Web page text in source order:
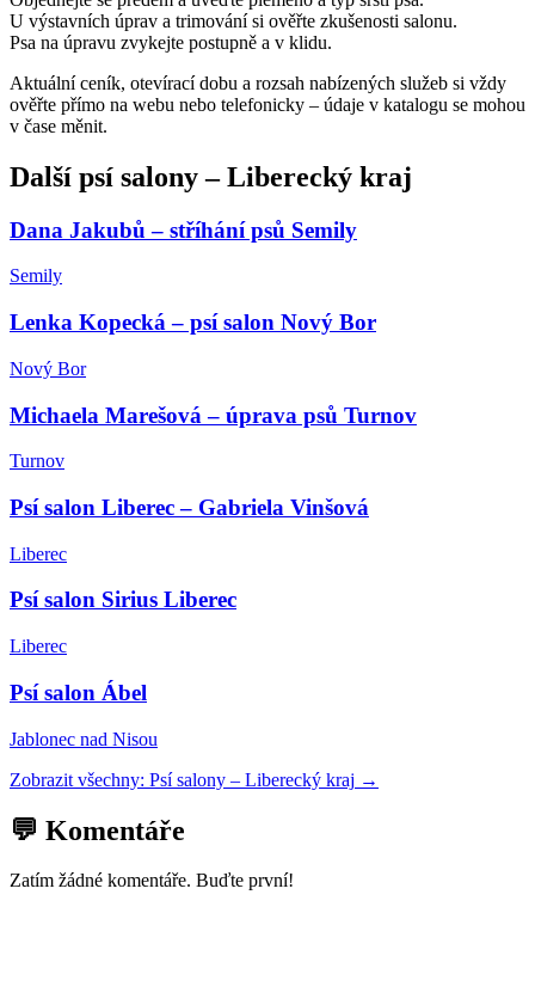
U výstavních úprav a trimování si ověřte zkušenosti salonu.
Psa na úpravu zvykejte postupně a v klidu.
Aktuální ceník, otevírací dobu a rozsah nabízených služeb si vždy
ověřte přímo na webu nebo telefonicky – údaje v katalogu se mohou
v čase měnit.
Další psí salony–Liberecký kraj
Dana Jakubů – stříhání psů Semily
Semily
Lenka Kopecká – psí salon Nový Bor
Nový Bor
Michaela Marešová – úprava psů Turnov
Turnov
Psí salon Liberec – Gabriela Vinšová
Liberec
Psí salon Sirius Liberec
Liberec
Psí salon Ábel
Jablonec nad Nisou
Zobrazit všechny: Psí salony – Liberecký kraj →
💬 Komentáře
Zatím žádné komentáře. Buďte první!